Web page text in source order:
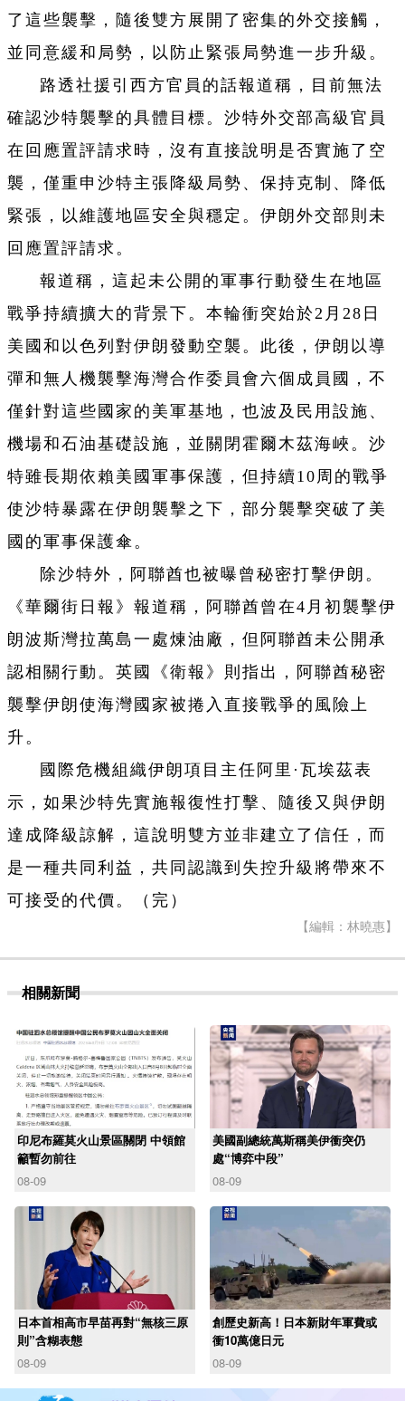
了這些襲擊，隨後雙方展開了密集的外交接觸，
並同意緩和局勢，以防止緊張局勢進一步升級。
路透社援引西方官員的話報道稱，目前無法
確認沙特襲擊的具體目標。沙特外交部高級官員
在回應置評請求時，沒有直接說明是否實施了空
襲，僅重申沙特主張降級局勢、保持克制、降低
緊張，以維護地區安全與穩定。伊朗外交部則未
回應置評請求。
報道稱，這起未公開的軍事行動發生在地區
戰爭持續擴大的背景下。本輪衝突始於2月28日
美國和以色列對伊朗發動空襲。此後，伊朗以導
彈和無人機襲擊海灣合作委員會六個成員國，不
僅針對這些國家的美軍基地，也波及民用設施、
機場和石油基礎設施，並關閉霍爾木茲海峽。沙
特雖長期依賴美國軍事保護，但持續10周的戰爭
使沙特暴露在伊朗襲擊之下，部分襲擊突破了美
國的軍事保護傘。
除沙特外，阿聯酋也被曝曾秘密打擊伊朗。
《華爾街日報》報道稱，阿聯酋曾在4月初襲擊伊
朗波斯灣拉萬島一處煉油廠，但阿聯酋未公開承
認相關行動。英國《衛報》則指出，阿聯酋秘密
襲擊伊朗使海灣國家被捲入直接戰爭的風險上
升。
國際危機組織伊朗項目主任阿里·瓦埃茲表
示，如果沙特先實施報復性打擊、隨後又與伊朗
達成降級諒解，這說明雙方並非建立了信任，而
是一種共同利益，共同認識到失控升級將帶來不
可接受的代價。（完）
【編輯：林曉惠】
相關新聞
印尼布羅莫火山景區關閉 中領館
籲暫勿前往
08-09
美國副總統萬斯稱美伊衝突仍
處“博弈中段”
08-09
日本首相高市早苗再對“無核三原
則”含糊表態
08-09
創歷史新高！日本新財年軍費或
衝10萬億日元
08-09